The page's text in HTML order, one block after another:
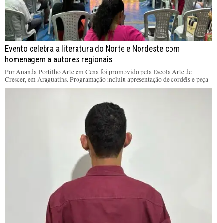
Evento celebra a literatura do Norte e Nordeste com
homenagem a autores regionais
Por Ananda Portilho Arte em Cena foi promovido pela Escola Arte de
Crescer, em Araguatins. Programação incluiu apresentação de cordéis e peça